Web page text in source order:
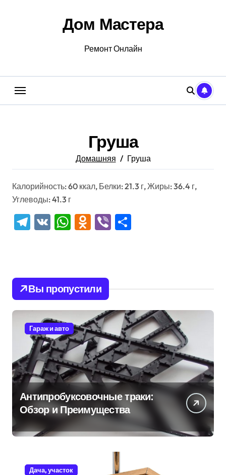
Дом Мастера
Ремонт Онлайн
Груша
Домашняя Груша
Калорийность: 60 ккал, Белки: 21.3 г, Жиры: 36.4 г,
Углеводы: 41.3 г
Telegram
VK WhatsApp
Odnoklassniki
Viber
Вы пропустили
Гараж и авто
Антипробуксовочные траки:
Обзор и Преимущества
Дача, участок